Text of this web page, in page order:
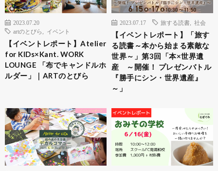
2023.07.20
artのとびら
イベント
【イベントレポート】Atelier
for KIDs×Kant. WORK
LOUNGE 「布でキャンドルホ
ルダー」｜ARTのとびら
2023.07.17 旅する読書 社会
【イベントレポート】「旅す
る読書～本から始まる素敵な
世界～」第3回「本×世界遺
産 ～開催！ プレゼンバトル
『勝手にシン・世界遺産』
～」